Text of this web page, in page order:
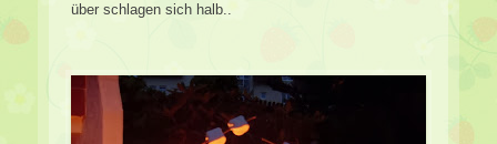
über schlagen sich halb..